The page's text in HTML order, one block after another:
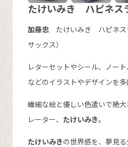
たけいみき ハピネス
加藤忠 たけいみき ハピネス
サックス）
レターセットやシール、ノート
などのイラストやデザインを多
繊細な絵と優しい色遣いで絶
レーター、 たけいみき。
たけいみきの世界感を、夢見